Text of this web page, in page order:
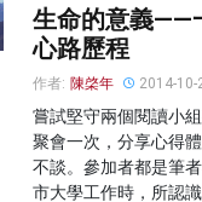
生命的意義——
心路歷程
作者: 陳棨年 2014-10-
嘗試堅守兩個閱讀小
聚會一次，分享心得
不談。參加者都是筆
市大學工作時，所認